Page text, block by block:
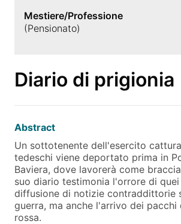
Mestiere/Professione
(Pensionato)
Diario di prigionia
Abstract
Un sottotenente dell'esercito
tedeschi viene deportato prima in
Baviera, dove lavorerà come
suo diario testimonia l'orrore di
diffusione di notizie contraddittorie
guerra, ma anche l'arrivo dei pacchi
rossa.